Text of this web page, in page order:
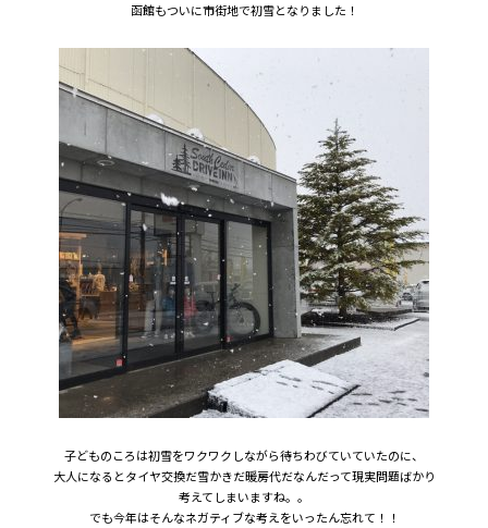
函館もついに市街地で初雪となりました！
子どものころは初雪をワクワクしながら待ちわびていていたのに、
大人になるとタイヤ交換だ雪かきだ暖房代だなんだって現実問題ばかり
考えてしまいますね。。
でも今年はそんなネガティブな考えをいったん忘れて！！